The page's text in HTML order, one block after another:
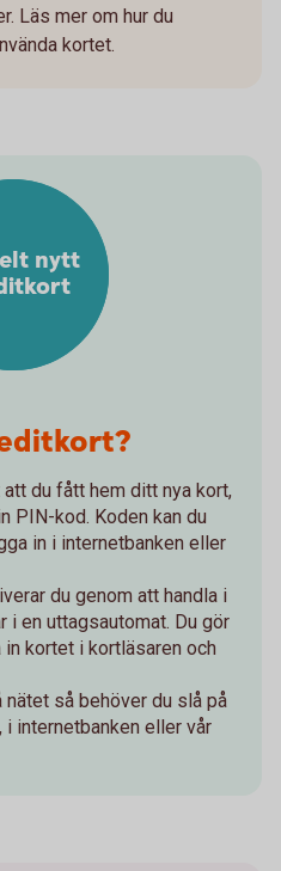
Läs mer om hur du
kortet.
nytt
du fått hem ditt nya kort,
PIN-kod. Koden kan du
in i internetbanken eller
du genom att handla i
i en uttagsautomat. Du gör
kortet i kortläsaren och
nätet så behöver du slå på
internetbanken eller vår